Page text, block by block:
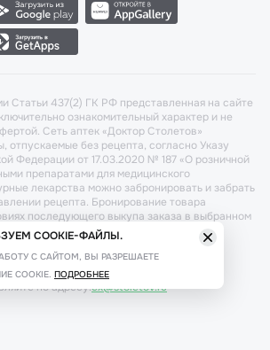
Статьи 437(2) ГК РФ представленная на сайте
ознакомительный характер и не
Сеть аптек «Доктор Столетов»
отпускаемые без рецепта, согласно Указу
Федерации от 17.03.2020 № 187 «О розничной
препаратами для медицинского
лекарства можно забронировать и забрать
рецепта. Бронирование товара
последующего выкупа заказа в выбранном
от 22 декабря 2020г. Разрешение
г. Вопросы по заказам, претензии
по адресу:cx@stoletov.ru
COOKIE-ФАЙЛЫ.
С САЙТОМ, ВЫ РАЗРЕШАЕТЕ
COOKIE. ПОДРОБНЕЕ